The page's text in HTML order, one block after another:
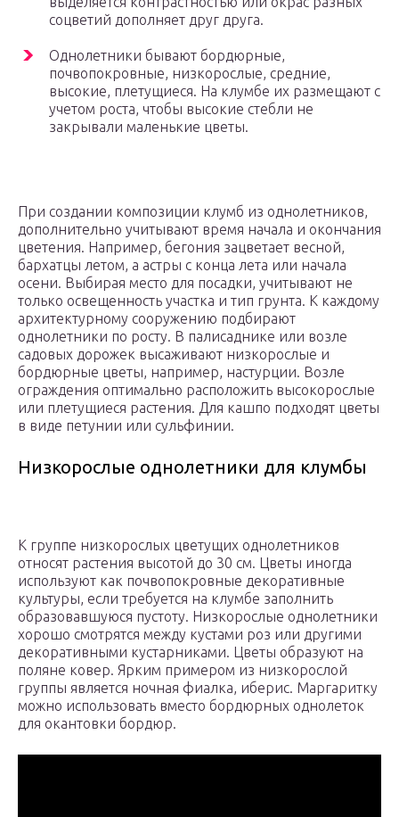
соцветий дополняет друг друга.
Однолетники бывают бордюрные,
почвопокровные, низкорослые, средние,
высокие, плетущиеся. На клумбе их размещают с
учетом роста, чтобы высокие стебли не
закрывали маленькие цветы.
При создании композиции клумб из однолетников,
дополнительно учитывают время начала и окончания
цветения. Например, бегония зацветает весной,
бархатцы летом, а астры с конца лета или начала
осени. Выбирая место для посадки, учитывают не
только освещенность участка и тип грунта. К каждому
архитектурному сооружению подбирают
однолетники по росту. В палисаднике или возле
садовых дорожек высаживают низкорослые и
бордюрные цветы, например, настурции. Возле
ограждения оптимально расположить высокорослые
или плетущиеся растения. Для кашпо подходят цветы
в виде петунии или сульфинии.
Низкорослые однолетники для клумбы
К группе низкорослых цветущих однолетников
относят растения высотой до 30 см. Цветы иногда
используют как почвопокровные декоративные
культуры, если требуется на клумбе заполнить
образовавшуюся пустоту. Низкорослые однолетники
хорошо смотрятся между кустами роз или другими
декоративными кустарниками. Цветы образуют на
поляне ковер. Ярким примером из низкорослой
группы является ночная фиалка, иберис. Маргаритку
можно использовать вместо бордюрных однолеток
для окантовки бордюр.